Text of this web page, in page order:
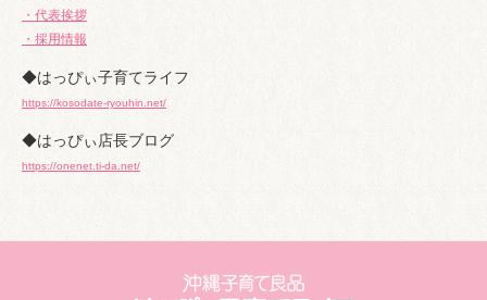
・代表挨拶
・採用情報
◆はっぴぃ子育てライフ
https://kosodate-ryouhin.net/
◆はっぴぃ店長ブログ
https://onenet.ti-da.net/